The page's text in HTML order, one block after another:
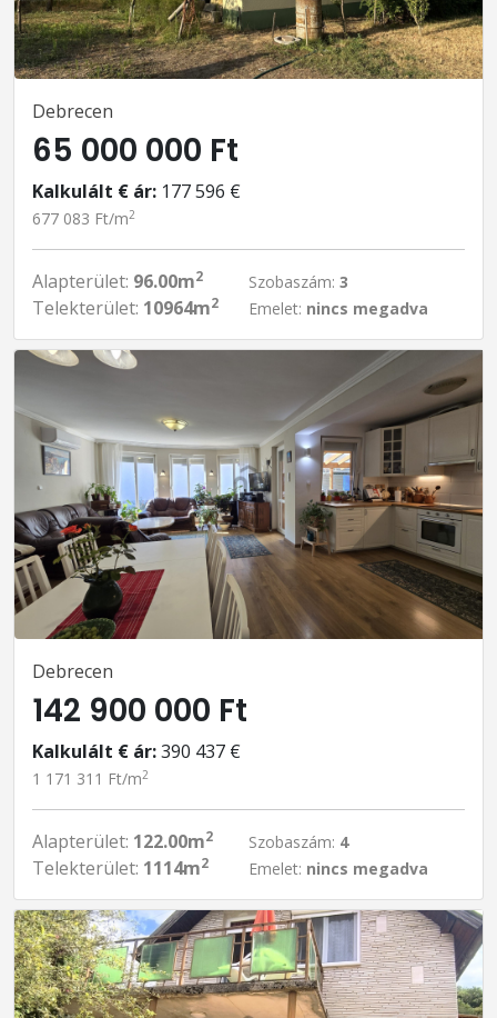
Debrecen
65 000 000 Ft
Kalkulált € ár: 177 596 €
677 083 Ft/m2
Alapterület: 96.00m2
Telekterület: 10964m2
Szobaszám: 3
Emelet: nincs megadva
Debrecen
142 900 000 Ft
Kalkulált € ár:390 437 €
1 171 311 Ft/m2
Alapterület: 122.00m2
Telekterület: 1114m2
Szobaszám: 4
Emelet: nincs megadva